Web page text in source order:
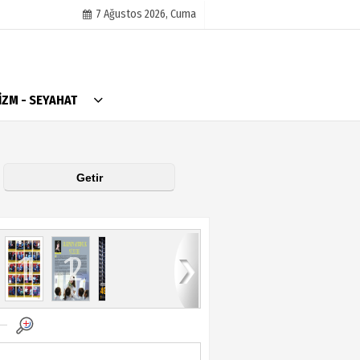
7 Ağustos 2026, Cuma
- SEYAHAT
AlanyaTime TV
Moovit
Künye
11 12